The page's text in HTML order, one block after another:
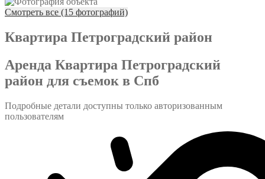
Смотреть все (15 фотографий)
Квартира Петроградский район
Аренда Квартира Петроградский
район для съемок в Спб
Подробные детали доступны только авторизованным
пользователям